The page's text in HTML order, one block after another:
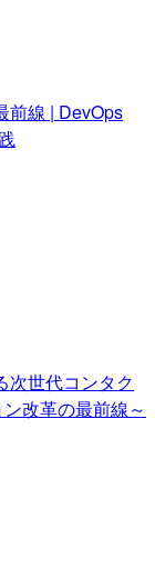
前線 | DevOps
次世代コンタク
改革の最前線～